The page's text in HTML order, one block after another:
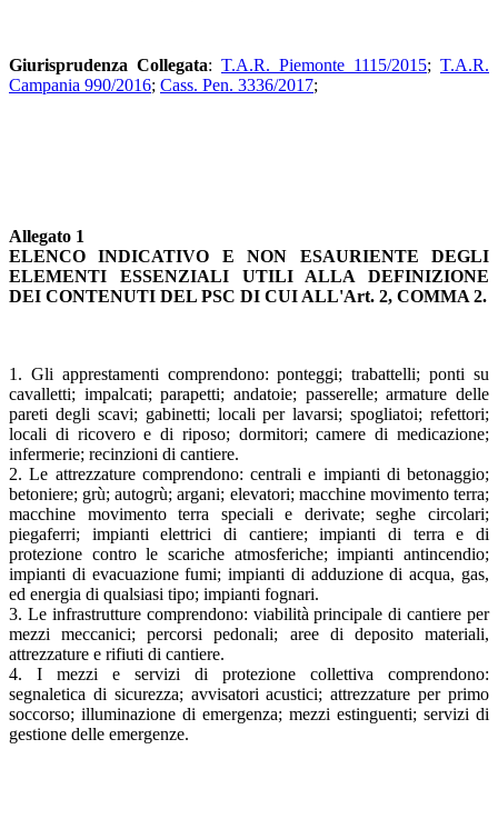
Giurisprudenza Collegata: T.A.R. Piemonte 1115/2015; T.A.R.
Campania 990/2016; Cass. Pen. 3336/2017;
Allegato 1
ELENCO INDICATIVO E NON ESAURIENTE DEGLI
ELEMENTI ESSENZIALI UTILI ALLA DEFINIZIONE
DEI CONTENUTI DEL PSC DI CUI ALL'Art. 2, COMMA 2.
1. Gli apprestamenti comprendono: ponteggi; trabattelli; ponti su
cavalletti; impalcati; parapetti; andatoie; passerelle; armature delle
pareti degli scavi; gabinetti; locali per lavarsi; spogliatoi; refettori;
locali di ricovero e di riposo; dormitori; camere di medicazione;
infermerie; recinzioni di cantiere.
2. Le attrezzature comprendono: centrali e impianti di betonaggio;
betoniere; grù; autogrù; argani; elevatori; macchine movimento terra;
macchine movimento terra speciali e derivate; seghe circolari;
piegaferri; impianti elettrici di cantiere; impianti di terra e di
protezione contro le scariche atmosferiche; impianti antincendio;
impianti di evacuazione fumi; impianti di adduzione di acqua, gas,
ed energia di qualsiasi tipo; impianti fognari.
3. Le infrastrutture comprendono: viabilità principale di cantiere per
mezzi meccanici; percorsi pedonali; aree di deposito materiali,
attrezzature e rifiuti di cantiere.
4. I mezzi e servizi di protezione collettiva comprendono:
segnaletica di sicurezza; avvisatori acustici; attrezzature per primo
soccorso; illuminazione di emergenza; mezzi estinguenti; servizi di
gestione delle emergenze.